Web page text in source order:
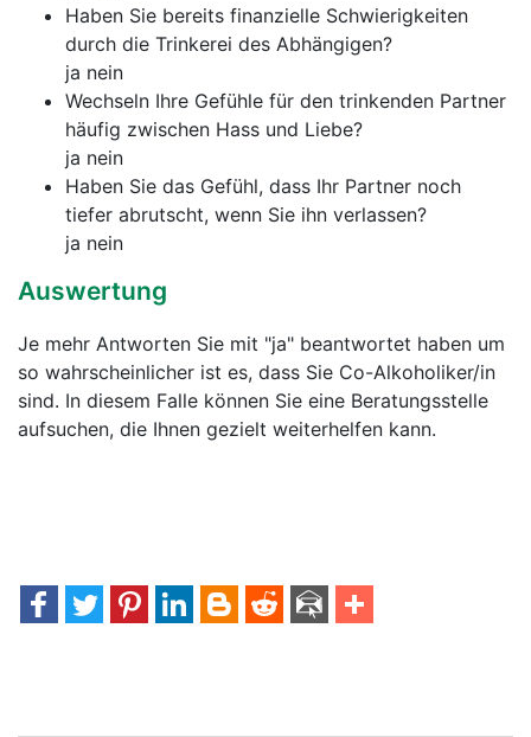
Haben Sie bereits finanzielle Schwierigkeiten
durch die Trinkerei des Abhängigen?
ja nein
Wechseln Ihre Gefühle für den trinkenden Partner
häufig zwischen Hass und Liebe?
ja nein
Haben Sie das Gefühl, dass Ihr Partner noch
tiefer abrutscht, wenn Sie ihn verlassen?
ja nein
Auswertung
Je mehr Antworten Sie mit "ja" beantwortet haben um
so wahrscheinlicher ist es, dass Sie Co-Alkoholiker/in
sind. In diesem Falle können Sie eine Beratungsstelle
aufsuchen, die Ihnen gezielt weiterhelfen kann.